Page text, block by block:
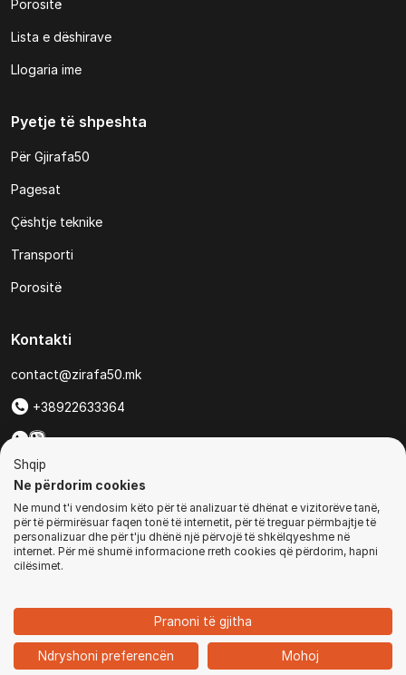
Porositë
Lista e dëshirave
Llogaria ime
Pyetje të shpeshta
Për Gjirafa50
Pagesat
Çështje teknike
Transporti
Porositë
Kontakti
contact@zirafa50.mk
+38922633364
Për kërkesa të ofertave:
b2b@zirafa50.mk
Jadranska Magistrala No. 86, Skopje, North Macedonia
© Të gjitha të drejtat e rezervuara
Shqip
Ne përdorim cookies
Ne mund t'i vendosim këto për të analizuar të dhënat e vizitorëve tanë,
për të përmirësuar faqen tonë të internetit, për të treguar përmbajtje të
personalizuar dhe për t'ju dhënë një përvojë të shkëlqyeshme në
internet. Për më shumë informacione rreth cookies që përdorim, hapni
cilësimet.
Pranoni të gjitha
Ndryshoni preferencën Mohoj